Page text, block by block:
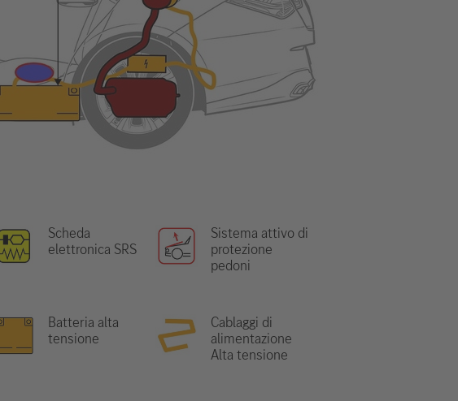
Scheda
elettronica SRS
Sistema attivo di
protezione
pedoni
Batteria alta
tensione
Cablaggi di
alimentazione
Alta tensione